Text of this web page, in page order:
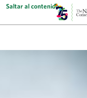
Saltar al contenido